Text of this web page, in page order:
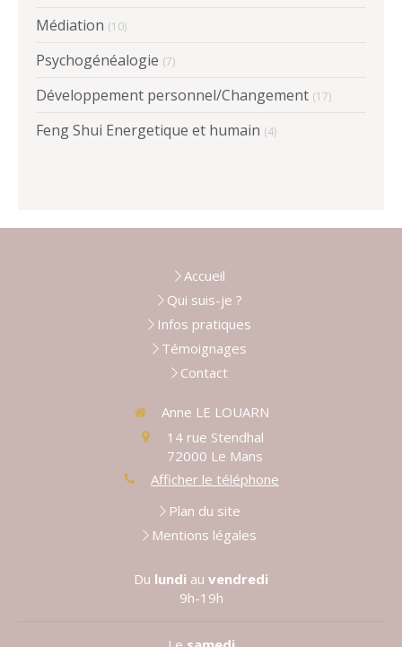
Médiation (10)
Psychogénéalogie (7)
Développement personnel/Changement (17)
Feng Shui Energetique et humain (4)
Accueil
Qui suis-je ?
Infos pratiques
Témoignages
Contact
Anne LE LOUARN
14 rue Stendhal
72000 Le Mans
Afficher le téléphone
Plan du site
Mentions légales
Du lundi au vendredi
9h-19h